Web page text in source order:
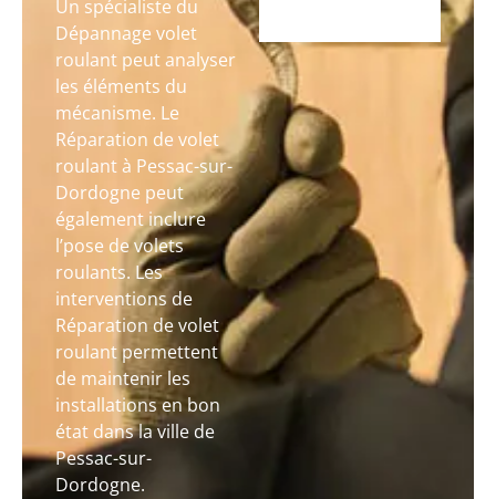
Un spécialiste du
Dépannage volet
roulant peut analyser
les éléments du
mécanisme. Le
Réparation de volet
roulant à Pessac-sur-
Dordogne peut
également inclure
l’pose de volets
roulants. Les
interventions de
Réparation de volet
roulant permettent
de maintenir les
installations en bon
état dans la ville de
Pessac-sur-
Dordogne.